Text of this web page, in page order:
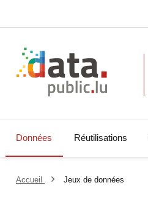
Données Réutilisations
Accueil Jeux de données